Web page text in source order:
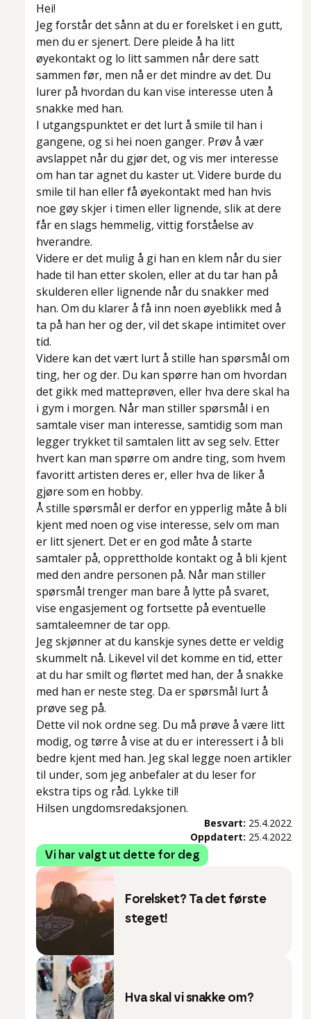
Hei!
Jeg forstår det sånn at du er forelsket i en gutt,
men du er sjenert. Dere pleide å ha litt
øyekontakt og lo litt sammen når dere satt
sammen før, men nå er det mindre av det. Du
lurer på hvordan du kan vise interesse uten å
snakke med han.
I utgangspunktet er det lurt å smile til han i
gangene, og si hei noen ganger. Prøv å vær
avslappet når du gjør det, og vis mer interesse
om han tar agnet du kaster ut. Videre burde du
smile til han eller få øyekontakt med han hvis
noe gøy skjer i timen eller lignende, slik at dere
får en slags hemmelig, vittig forståelse av
hverandre.
Videre er det mulig å gi han en klem når du sier
hade til han etter skolen, eller at du tar han på
skulderen eller lignende når du snakker med
han. Om du klarer å få inn noen øyeblikk med å
ta på han her og der, vil det skape intimitet over
tid.
Videre kan det vært lurt å stille han spørsmål om
ting, her og der. Du kan spørre han om hvordan
det gikk med matteprøven, eller hva dere skal ha
i gym i morgen. Når man stiller spørsmål i en
samtale viser man interesse, samtidig som man
legger trykket til samtalen litt av seg selv. Etter
hvert kan man spørre om andre ting, som hvem
favoritt artisten deres er, eller hva de liker å
gjøre som en hobby.
Å stille spørsmål er derfor en ypperlig måte å bli
kjent med noen og vise interesse, selv om man
er litt sjenert. Det er en god måte å starte
samtaler på, opprettholde kontakt og å bli kjent
med den andre personen på. Når man stiller
spørsmål trenger man bare å lytte på svaret,
vise engasjement og fortsette på eventuelle
samtaleemner de tar opp.
Jeg skjønner at du kanskje synes dette er veldig
skummelt nå. Likevel vil det komme en tid, etter
at du har smilt og flørtet med han, der å snakke
med han er neste steg. Da er spørsmål lurt å
prøve seg på.
Dette vil nok ordne seg. Du må prøve å være litt
modig, og tørre å vise at du er interessert i å bli
bedre kjent med han. Jeg skal legge noen artikler
til under, som jeg anbefaler at du leser for
ekstra tips og råd. Lykke til!
Hilsen ungdomsredaksjonen.
Besvart: 25.4.2022
Oppdatert: 25.4.2022
Vi har valgt ut dette for deg
Forelsket? Ta det første
steget!
Hva skal vi snakke om?